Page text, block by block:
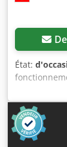
État:
Pelle sur
: Suisse 🚛
notre
transport !
faites une